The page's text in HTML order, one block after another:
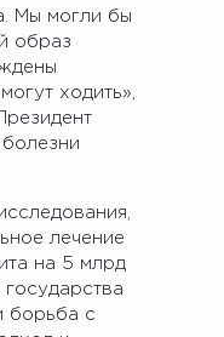
Мы могли бы
образ
ходить»,
лечение
на 5 млрд
борьба с